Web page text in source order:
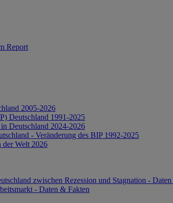
Report
2005-2026
Deutschland 1991-2025
Deutschland 2024-2026
- Veränderung des BIP 1992-2025
der Welt 2026
zwischen Rezession und Stagnation -
- Daten & Fakten